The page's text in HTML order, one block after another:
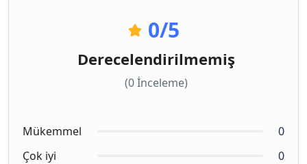
0/5
Derecelendirilmemiş
(0 İnceleme)
Mükemmel
0
Çok iyi
0